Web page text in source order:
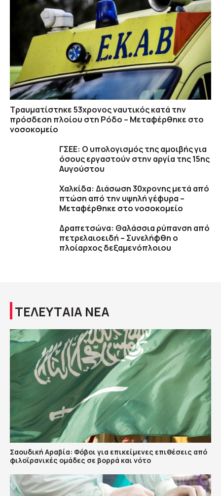
Τραυματίστηκε 53χρονος ναυτικός κατά την
πρόσδεση πλοίου στη Ρόδο – Μεταφέρθηκε στο
νοσοκομείο
ΓΣΕΕ: Ο υπολογισμός της αμοιβής για
όσους εργαστούν στην αργία της 15ης
Αυγούστου
Χαλκίδα: Διάσωση 30χρονης μετά από
πτώση από την υψηλή γέφυρα –
Μεταφέρθηκε στο νοσοκομείο
Δραπετσώνα: Θαλάσσια ρύπανση από
πετρελαιοειδή – Συνελήφθη ο
πλοίαρχος δεξαμενόπλοιου
ΤΕΛΕΥΤΑΙΑ ΝΕΑ
Σαουδική Αραβία: Φόβοι για επικείμενες επιθέσεις από
φιλοϊρανικές ομάδες σε βορρά και νότο